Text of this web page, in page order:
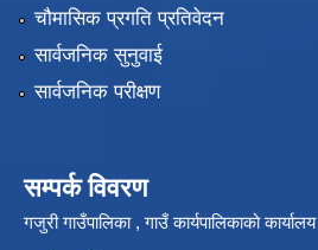
चौमासिक प्रगति प्रतिवेदन
सार्वजनिक सुनुवाई
सार्वजनिक परीक्षण
सम्पर्क विवरण
गजुरी गाउँपालिका , गाउँ कार्यपालिकाको कार्यालय